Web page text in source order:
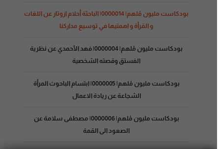
بودكاست مليون مُلهم| 0000014| الباحثة أحلام ازوتار عن اللغات
و القرأة و اهمتيها في توسيع مداركنا
بودكاست مليون مُلهم| 0000004| فهد الأحمدي عن نظرية
الفستق وقصته الشخصية
بودكاست مليون مُلهم| 0000005| ابتسام الباحوث المرأة
الشجاعة عن ريادة الاعمال
بودكاست مليون مُلهم| 0000006| مصطفى سلامة عن
الصعود الى القمة